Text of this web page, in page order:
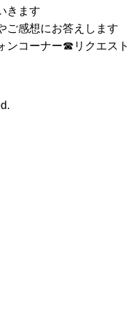
きます
ご感想にお答えします
ンコーナー☎リクエスト